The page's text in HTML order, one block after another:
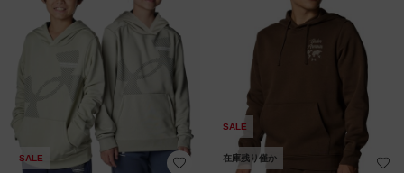
SALE
SALE
在庫残り僅か